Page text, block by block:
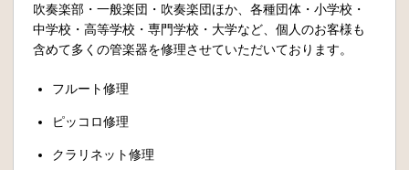
吹奏楽部・一般楽団・吹奏楽団ほか、各種団体・小学校・
中学校・高等学校・専門学校・大学など、個人のお客様も
含めて多くの管楽器を修理させていただいております。
フルート修理
ピッコロ修理
クラリネット修理